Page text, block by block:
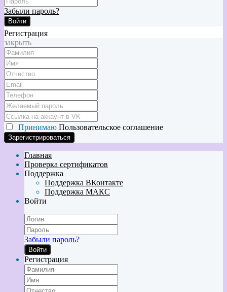
Забыли пароль?
Войти
Регистрация
закрыть
Принимаю Пользовательское соглашение
Главная
Проверка сертификатов
Поддержка
Поддержка ВКонтакте
Поддержка МАКС
Войти
Забыли пароль?
Войти
Регистрация